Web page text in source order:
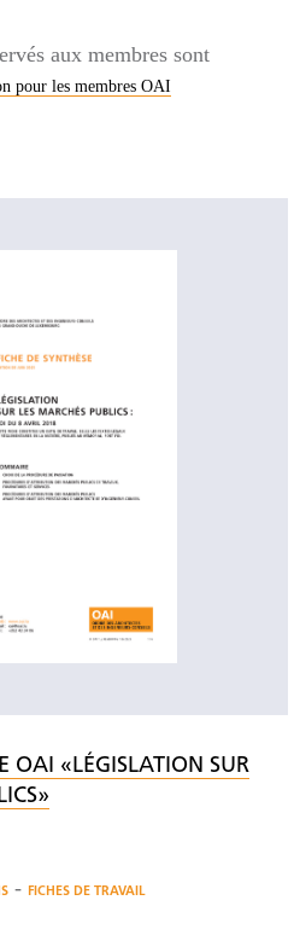
aux membres sont
pour les membres OAI
OAI «LÉGISLATION SUR
- FICHES DE TRAVAIL